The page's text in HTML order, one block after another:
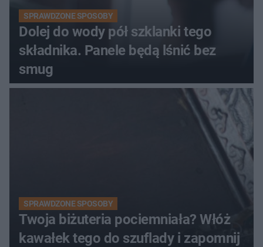
SPRAWDZONE SPOSOBY
Dolej do wody pół szklanki tego
składnika. Panele będą lśnić bez
smug
SPRAWDZONE SPOSOBY
Twoja biżuteria pociemniała? Włóż
kawałek tego do szuflady i zapomnij